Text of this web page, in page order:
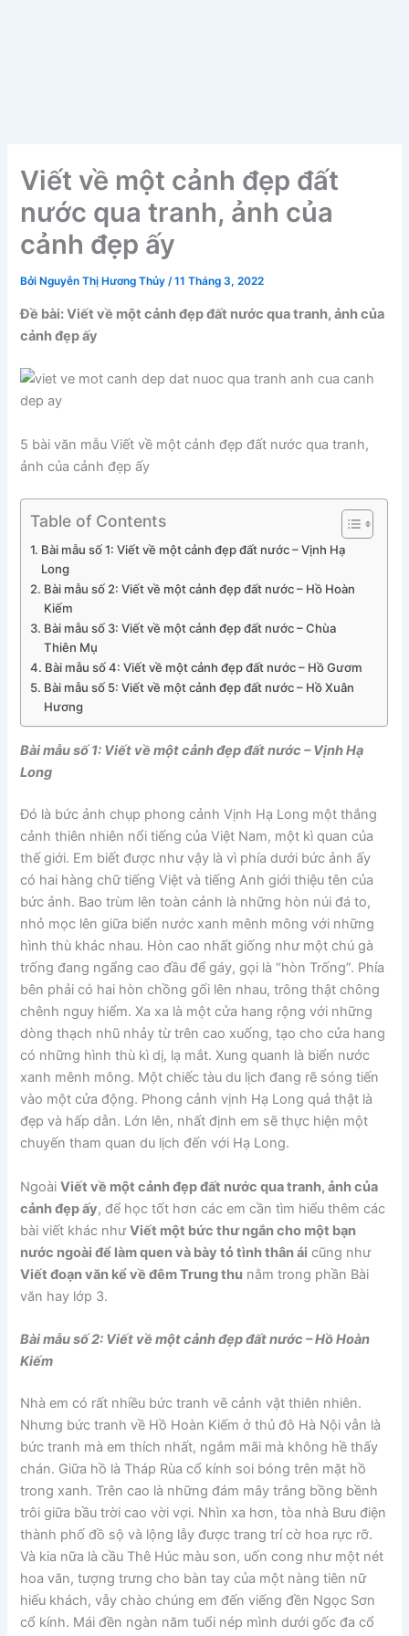
Viết về một cảnh đẹp đất
nước qua tranh, ảnh của
cảnh đẹp ấy
Bởi Nguyễn Thị Hương Thủy/11 Tháng 3, 2022
Đề bài: Viết về một cảnh đẹp đất nước qua tranh, ảnh của
cảnh đẹp ấy
5 bài văn mẫu Viết về một cảnh đẹp đất nước qua tranh,
ảnh của cảnh đẹp ấy
Table of Contents
Bài mẫu số 1: Viết về một cảnh đẹp đất nước – Vịnh Hạ
Long
Bài mẫu số 2: Viết về một cảnh đẹp đất nước – Hồ Hoàn
Kiếm
Bài mẫu số 3: Viết về một cảnh đẹp đất nước – Chùa
Thiên Mụ
Bài mẫu số 4: Viết về một cảnh đẹp đất nước – Hồ Gươm
Bài mẫu số 5: Viết về một cảnh đẹp đất nước – Hồ Xuân
Hương
Bài mẫu số 1: Viết về một cảnh đẹp đất nước – Vịnh Hạ
Long
Đó là bức ảnh chụp phong cảnh Vịnh Hạ Long một thắng
cảnh thiên nhiên nổi tiếng của Việt Nam, một kì quan của
thế giới. Em biết được như vậy là vì phía dưới bức ảnh ấy
có hai hàng chữ tiếng Việt và tiếng Anh giới thiệu tên của
bức ảnh. Bao trùm lên toàn cảnh là những hòn núi đá to,
nhỏ mọc lên giữa biển nước xanh mênh mông với những
hình thù khác nhau. Hòn cao nhất giống như một chú gà
trống đang ngẩng cao đầu để gáy, gọi là “hòn Trống”. Phía
bên phải có hai hòn chồng gối lên nhau, trông thật chông
chênh nguy hiểm. Xa xa là một cửa hang rộng với những
dòng thạch nhũ nhảy từ trên cao xuống, tạo cho cửa hang
có những hình thù kì dị, lạ mắt. Xung quanh là biển nước
xanh mênh mông. Một chiếc tàu du lịch đang rẽ sóng tiến
vào một cửa động. Phong cảnh vịnh Hạ Long quả thật là
đẹp và hấp dẫn. Lớn lên, nhất định em sẽ thực hiện một
chuyến tham quan du lịch đến với Hạ Long.
NgoàiViết về một cảnh đẹp đất nước qua tranh, ảnh của
cảnh đẹp ấy, để học tốt hơn các em cần tìm hiểu thêm các
bài viết khác nhưViết một bức thư ngắn cho một bạn
nước ngoài để làm quen và bày tỏ tình thân ái cũng như
Viết đoạn văn kể về đêm Trung thu nằm trong phần Bài
văn hay lớp 3.
Bài mẫu số 2: Viết về một cảnh đẹp đất nước – Hồ Hoàn
Kiếm
Nhà em có rất nhiều bức tranh vẽ cảnh vật thiên nhiên.
Nhưng bức tranh về Hồ Hoàn Kiếm ở thủ đô Hà Nội vẫn là
bức tranh mà em thích nhất, ngắm mãi mà không hề thấy
chán. Giữa hồ là Tháp Rùa cổ kính soi bóng trên mặt hồ
trong xanh. Trên cao là những đám mây trắng bồng bềnh
trôi giữa bầu trời cao vời vợi. Nhìn xa hơn, tòa nhà Bưu điện
thành phố đồ sộ và lộng lẫy được trang trí cờ hoa rực rỡ.
Và kia nữa là cầu Thê Húc màu son, uốn cong như một nét
hoa văn, tượng trưng cho bàn tay của một nàng tiên nữ
hiếu khách, vẫy chào chúng em đến viếng đền Ngọc Sơn
cổ kính. Mái đền ngàn năm tuổi nép mình dưới gốc đa cổ